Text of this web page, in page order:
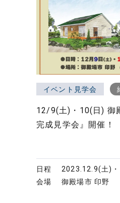
イベント見学会
12/9(土)・10(日) 御
完成見学会』開催！
日程 2023.12.9(土)
会場
御殿場市 印野